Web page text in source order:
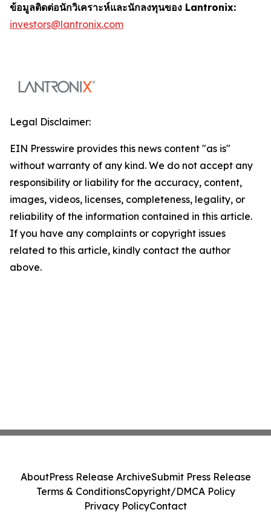
ข้อมูลติดต่อนักวิเคราะห์และนักลงทุนของ Lantronix:
investors@lantronix.com
Legal Disclaimer:
EIN Presswire provides this news content "as is"
without warranty of any kind. We do not accept any
responsibility or liability for the accuracy, content,
images, videos, licenses, completeness, legality, or
reliability of the information contained in this article.
If you have any complaints or copyright issues
related to this article, kindly contact the author
above.
AboutPress Release ArchiveSubmit Press Release
Terms & ConditionsCopyright/DMCA Policy
Privacy PolicyContact